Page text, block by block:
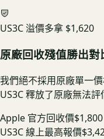
US3C 溢價多拿 $1,620
原廠回收殘值勝出對
我們絕不採用原廠單一
US3C 釋放了原廠無法評
Apple 官方回收價$1,800
US3C 線上最高報價